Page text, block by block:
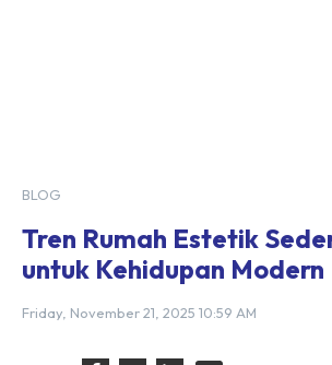
BLOG
Tren Rumah Estetik
untuk Kehidupan Modern
Friday, November 21, 2025 10:59 AM